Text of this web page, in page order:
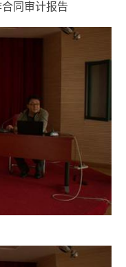
同审计报告